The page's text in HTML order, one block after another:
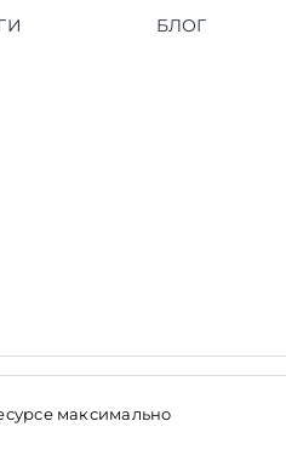
БЛОГ
максимально